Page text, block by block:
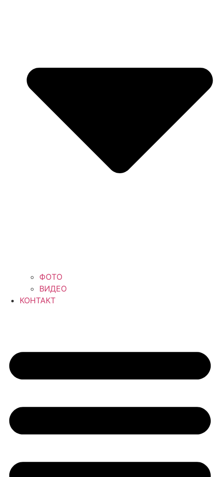
ФОТО
ВИДЕО
КОНТАКТ